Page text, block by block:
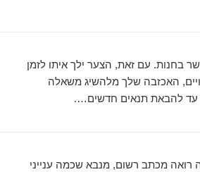
בחנות. עם זאת, הצער ילך איתו לזמן
האכזבה שלך מלהשיג משאלה
להבאת תנאים חדשים….
מכתב רשום, מנבא שכמה ענייני